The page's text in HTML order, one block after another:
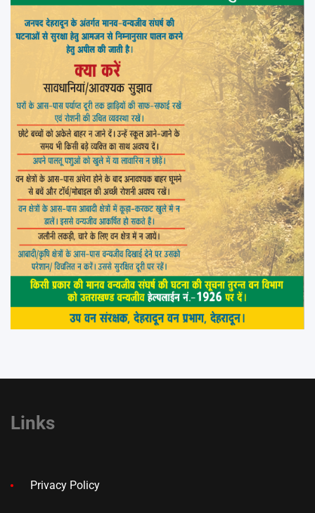
Links
Privacy Policy